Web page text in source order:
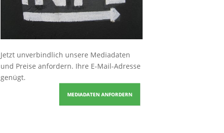
Jetzt unverbindlich unsere Mediadaten
und Preise anfordern. Ihre E-Mail-Adresse
genügt.
MEDIADATEN ANFORDERN